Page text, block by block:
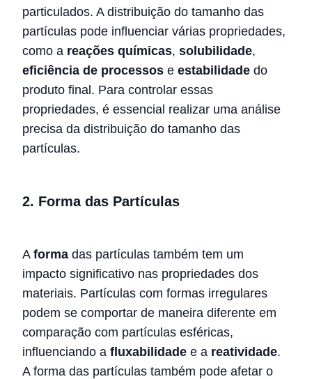
particulados. A distribuição do tamanho das
partículas pode influenciar várias propriedades,
como a reações químicas, solubilidade,
eficiência de processos e estabilidade do
produto final. Para controlar essas
propriedades, é essencial realizar uma análise
precisa da distribuição do tamanho das
partículas.
2. Forma das Partículas
A forma das partículas também tem um
impacto significativo nas propriedades dos
materiais. Partículas com formas irregulares
podem se comportar de maneira diferente em
comparação com partículas esféricas,
influenciando a fluxabilidade e a reatividade.
A forma das partículas também pode afetar o